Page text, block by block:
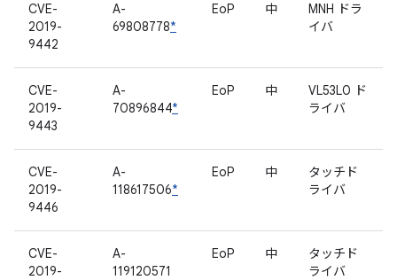
CVE-
2019-
9442
A-
69808778*
EoP 中
MNH ドラ
イバ
CVE-
2019-
9443
A-
70896844*
EoP 中
VL53L0 ド
ライバ
CVE-
2019-
9446
A-
118617506*
EoP 中
タッチド
ライバ
CVE-
2019-
A-
119120571
EoP 中
タッチド
ライバ